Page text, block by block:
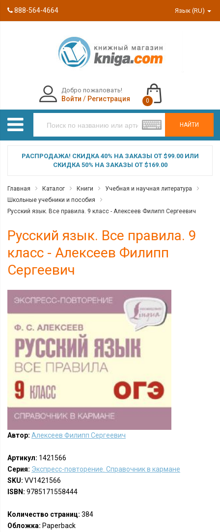
888-564-4664 Язык (RU)
НАЙТИ
Добро пожаловать!
Войти / Регистрация 0
РАСПРОДАЖА! СКИДКА 40% НА ЗАКАЗЫ ОТ $99.00 ИЛИ
СКИДКА 50% НА ЗАКАЗЫ ОТ $169.00
Главная Каталог Книги
Учебная и научная литература
Школьные учебники и пособия
Русский язык. Все правила. 9 класс - Алексеев Филипп Сергеевич
Русский язык. Все правила. 9
класс - Алексеев Филипп
Сергеевич
Автор: Алексеев Филипп Сергеевич
Артикул: 1421566
Серия: Экспресс-повторение. Справочник в кармане
SKU: VV1421566
ISBN: 9785171558444
Количество страниц: 384
Обложка: Paperback